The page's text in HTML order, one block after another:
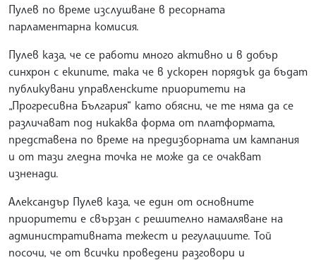
Пулев по време изслушване в ресорната
парламентарна комисия.
Пулев каза, че се работи много активно и в добър
синхрон с екипите, така че в ускорен порядък да бъдат
публикувани управленските приоритети на
„Прогресивна България“ като обясни, че те няма да се
различават под никаква форма от платформата,
представена по време на предизборната им кампания
и от тази гледна точка не може да се очакват
изненади.
Александър Пулев каза, че един от основните
приоритети е свързан с решително намаляване на
административната тежест и регулациите. Той
посочи, че от всички проведени разговори и